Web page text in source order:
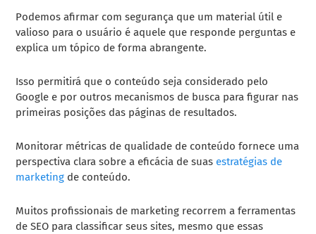
Podemos afirmar com segurança que um material útil e
valioso para o usuário é aquele que responde perguntas e
explica um tópico de forma abrangente.
Isso permitirá que o conteúdo seja considerado pelo
Google e por outros mecanismos de busca para figurar nas
primeiras posições das páginas de resultados.
Monitorar métricas de qualidade de conteúdo fornece uma
perspectiva clara sobre a eficácia de suas estratégias de
marketing de conteúdo.
Muitos profissionais de marketing recorrem a ferramentas
de SEO para classificar seus sites, mesmo que essas